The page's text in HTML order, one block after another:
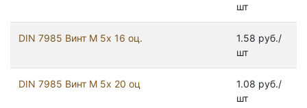
шт
DIN 7985 Винт М 5х 16 оц.
1.58 руб./
шт
DIN 7985 Винт М 5х 20 оц
1.08 руб./
шт